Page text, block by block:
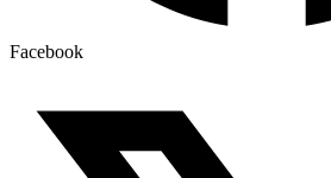
Facebook